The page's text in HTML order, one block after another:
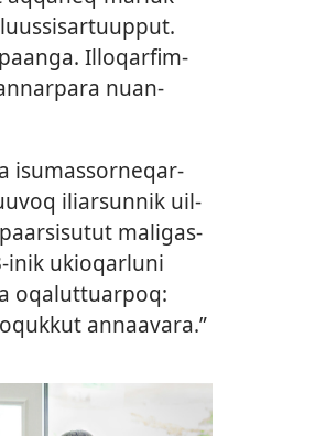
Il­loqarfim­
nuan­
isumas­sor­neqar­
iliarsun­nik uil­
maligas­
inik ukioqarluni
oqalut­tuar­poq:
an­naavara.”